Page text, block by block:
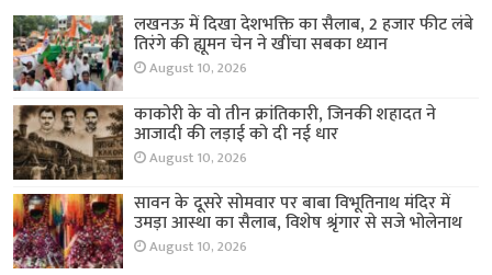
लखनऊ में दिखा देशभक्ति का सैलाब, 2 हजार फीट लंबे
तिरंगे की ह्यूमन चेन ने खींचा सबका ध्यान
August 10, 2026
काकोरी के वो तीन क्रांतिकारी, जिनकी शहादत ने
आजादी की लड़ाई को दी नई धार
August 10, 2026
सावन के दूसरे सोमवार पर बाबा विभूतिनाथ मंदिर में
उमड़ा आस्था का सैलाब, विशेष श्रृंगार से सजे भोलेनाथ
August 10, 2026